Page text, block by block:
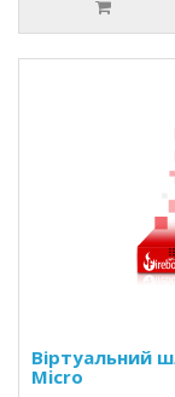
Віртуальний
Micro